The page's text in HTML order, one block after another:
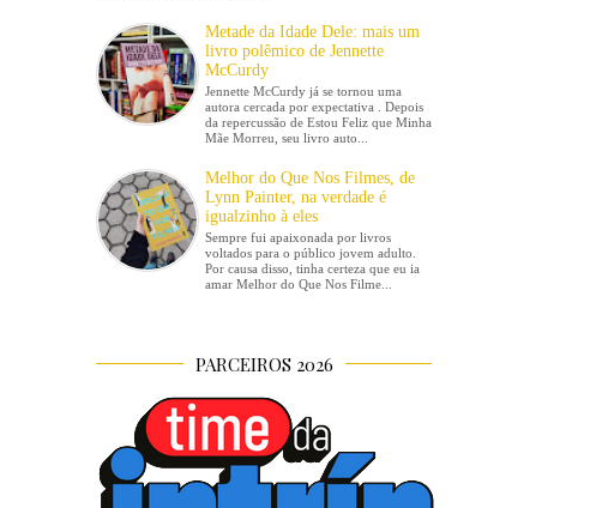
Metade da Idade Dele: mais um
livro polêmico de Jennette
McCurdy
Jennette McCurdy já se tornou uma
autora cercada por expectativa . Depois
da repercussão de Estou Feliz que Minha
Mãe Morreu, seu livro auto...
Melhor do Que Nos Filmes, de
Lynn Painter, na verdade é
igualzinho à eles
Sempre fui apaixonada por livros
voltados para o público jovem adulto.
Por causa disso, tinha certeza que eu ia
amar Melhor do Que Nos Filme...
PARCEIROS 2026